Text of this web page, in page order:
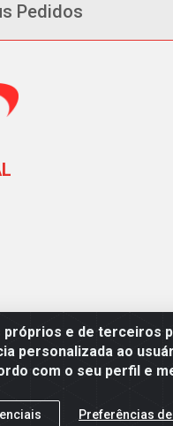
e de terceiros
personalizada ao
com o seu perfil e
Preferências
Pedidos
Polybalas - Rua João Miguel